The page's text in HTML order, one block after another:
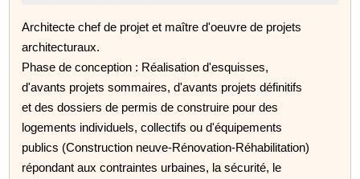
Architecte chef de projet et maître d'oeuvre de projets
architecturaux.
Phase de conception : Réalisation d'esquisses,
d'avants projets sommaires, d'avants projets définitifs
et des dossiers de permis de construire pour des
logements individuels, collectifs ou d'équipements
publics (Construction neuve-Rénovation-Réhabilitation)
répondant aux contraintes urbaines, la sécurité, le